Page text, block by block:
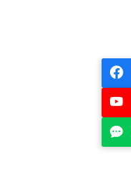
อราว 912,500 บา